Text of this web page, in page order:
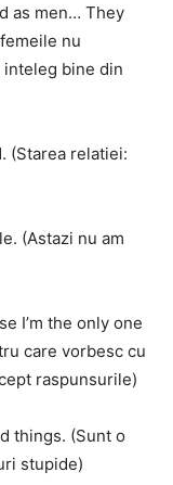
as men… They
nu
inteleg bine din
(Starea relatiei:
(Astazi nu am
I’m the only one
care vorbesc cu
raspunsurile)
things. (Sunt o
stupide)